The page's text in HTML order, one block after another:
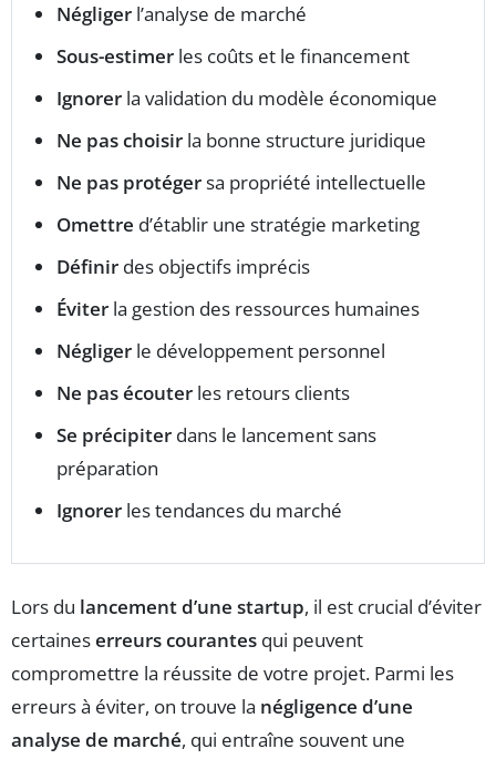
Négliger l’analyse de marché
Sous-estimer les coûts et le financement
Ignorer la validation du modèle économique
Ne pas choisir la bonne structure juridique
Ne pas protégersa propriété intellectuelle
Omettre d’établir une stratégie marketing
Définir des objectifs imprécis
Éviter la gestion des ressources humaines
Négliger le développement personnel
Ne pas écouter les retours clients
Se précipiter dans le lancement sans
préparation
Ignorer les tendances du marché
Lors du lancement d’une startup, il est crucial d’éviter
certaineserreurs courantes qui peuvent
compromettre la réussite de votre projet. Parmi les
erreurs à éviter, on trouve la négligence d’une
analyse de marché, qui entraîne souvent une